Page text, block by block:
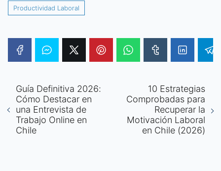
Productividad Laboral
Guía Definitiva 2026:
Cómo Destacar en
una Entrevista de
Trabajo Online en
Chile
10 Estrategias
Comprobadas para
Recuperar la
Motivación Laboral
en Chile (2026)